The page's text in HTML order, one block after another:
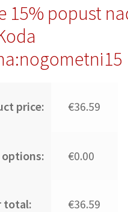
15% popust
price: €36.59
€0.00
total: €36.59